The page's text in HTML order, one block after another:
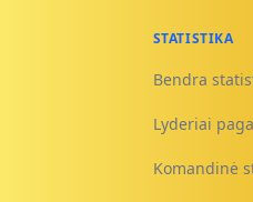
STATISTIKA
Bendra
Lyderiai
Komandinė